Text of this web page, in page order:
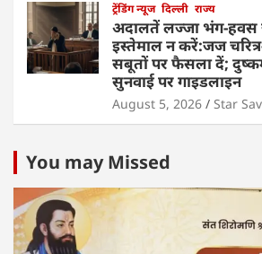
ट्रेंडिंग न्यूज दिल्ली राज्य
अदालतें लज्जा भंग-हवस
इस्तेमाल न करें:जज
सबूतों पर फैसला दें;
सुनवाई पर गाइडलाइन
August 5, 2026 Star
You may Missed